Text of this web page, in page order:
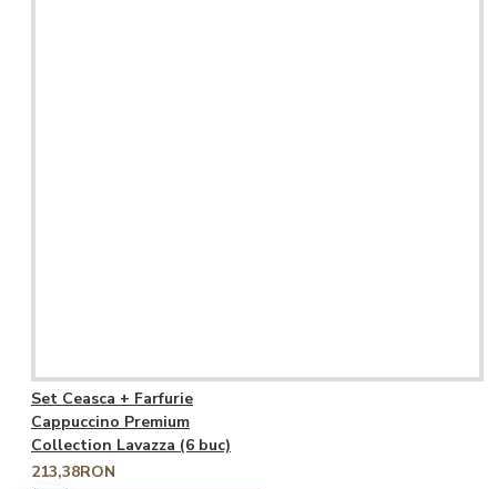
Set Ceasca + Farfurie
Cappuccino Premium
Collection Lavazza (6 buc)
213,38RON